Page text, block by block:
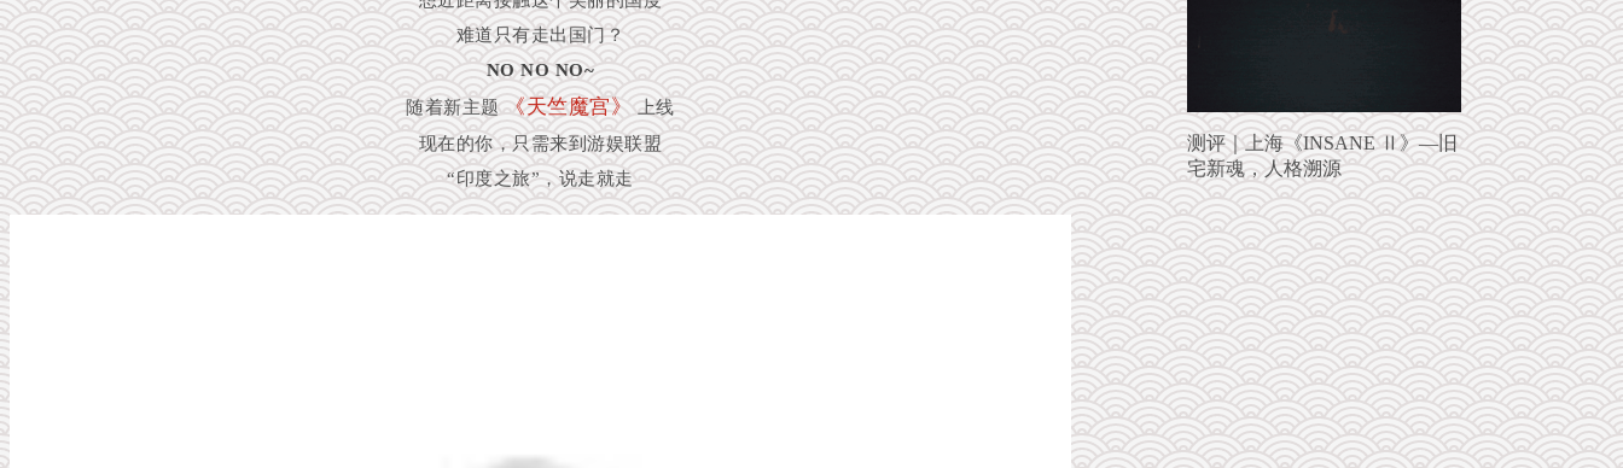
难道只有走出国门？
NO NO NO~
随着新主题《天竺魔宫》上线
现在的你，只需来到游娱联盟
“印度之旅”，说走就走
测评｜上海《INSANE Ⅱ》—旧
宅新魂，人格溯源